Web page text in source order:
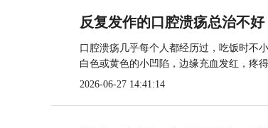
反复发作的口腔溃疡总治不
口腔溃疡几乎每个人都经历过，吃饭时不
白色或黄色的小凹陷，边缘充血发红，疼
2026-06-27 14:41:14